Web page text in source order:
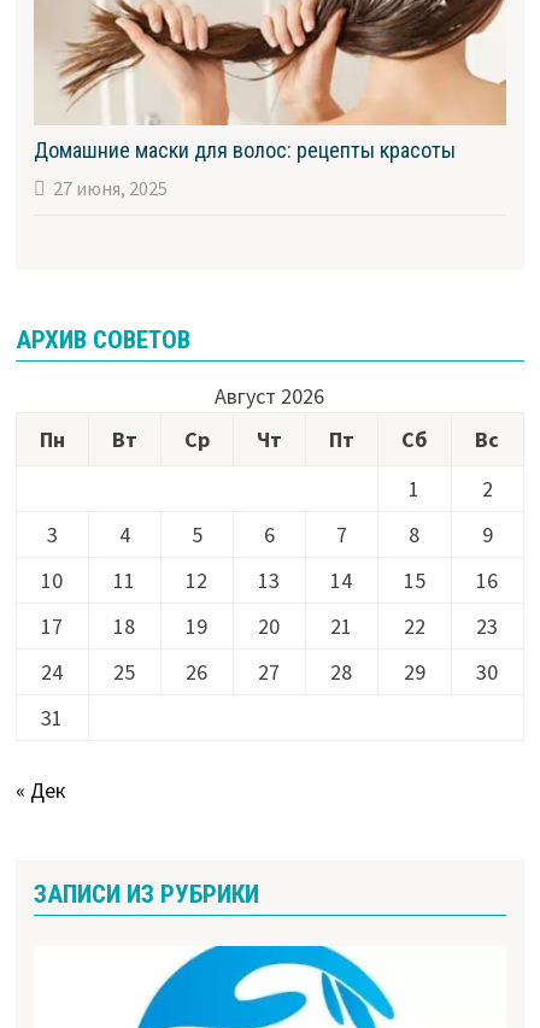
Домашние маски для волос: рецепты красоты
27 июня, 2025
АРХИВ СОВЕТОВ
Август 2026
Пн
Вт Ср Чт Пт Сб
Вс
1
2
3
4 5 6 7 8
9
10
11 12 13 14 15
16
17
18 19 20 21 22
23
24
25 26 27 28 29
30
31
« Дек
ЗАПИСИ ИЗ РУБРИКИ